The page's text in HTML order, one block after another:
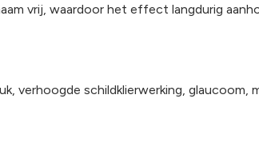
vrij, waardoor het effect langdurig
verhoogde schildklierwerking, glaucoom,